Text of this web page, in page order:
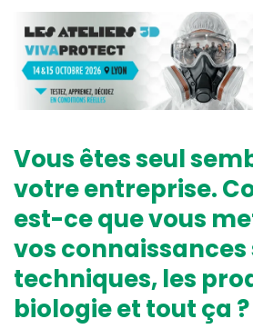
Vous êtes seul
votre entreprise.
est-ce que vous
vos connaissances
techniques, les
biologie et tout ça ?